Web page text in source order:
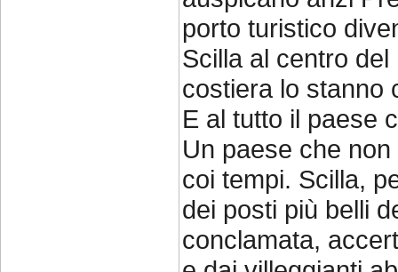
porto turistico
Scilla al centro
costiera lo stanno
E al tutto il paese
Un paese che
coi tempi. Scilla,
dei posti più belli
conclamata,